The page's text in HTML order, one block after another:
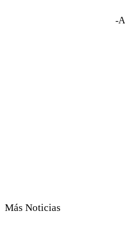
-
Más Noticias